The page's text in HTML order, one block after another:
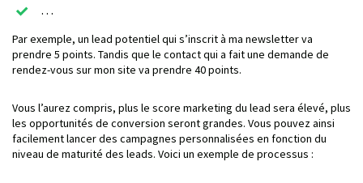
…
Par exemple, un lead potentiel qui s’inscrit à ma newsletter va
prendre 5 points. Tandis que le contact qui a fait une demande de
rendez-vous sur mon site va prendre 40 points.
Vous l’aurez compris, plus le score marketing du lead sera élevé, plus
les opportunités de conversion seront grandes. Vous pouvez ainsi
facilement lancer des campagnes personnalisées en fonction du
niveau de maturité des leads. Voici un exemple de processus :